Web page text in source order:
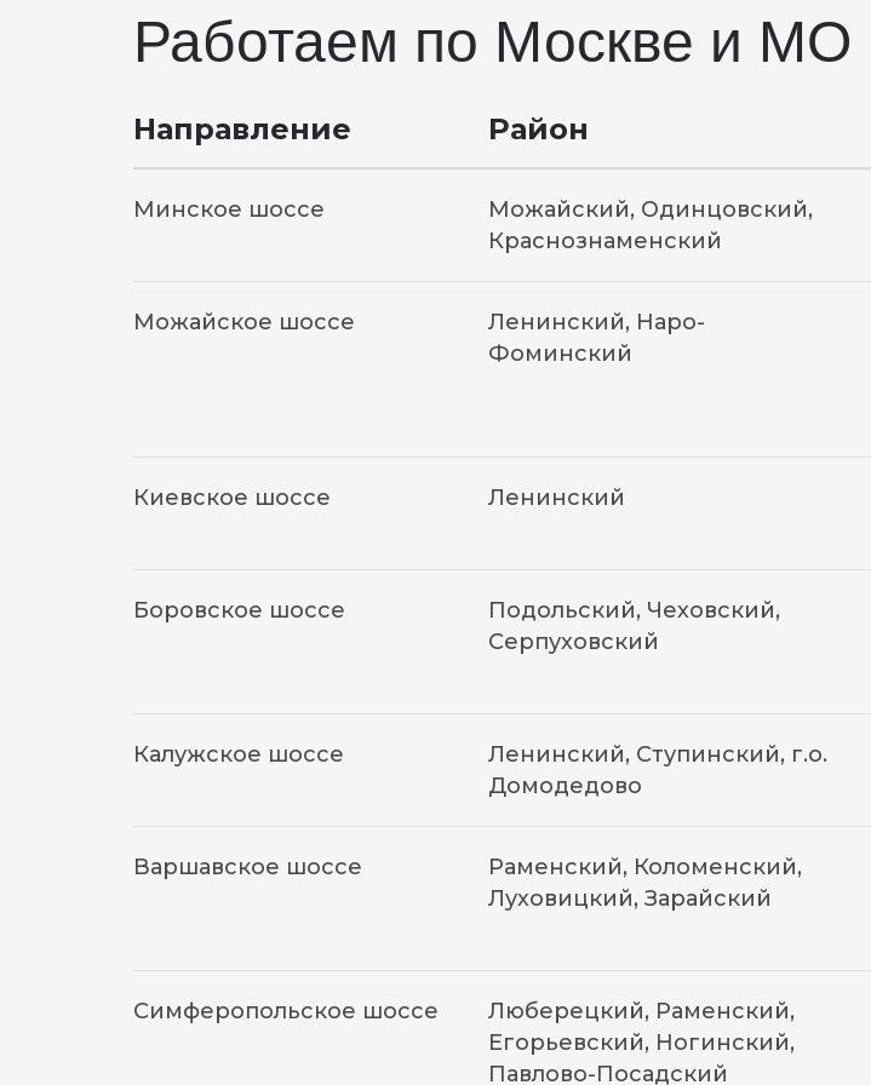
Работаем по Москве и МО
Направление Район
Минское шоссе
Можайский, Одинцовский,
Краснознаменский
Можайское шоссе
Ленинский, Наро-
Фоминский
Киевское шоссе Ленинский
Боровское шоссе
Подольский, Чеховский,
Серпуховский
Калужское шоссе
Ленинский, Ступинский, г.о.
Домодедово
Варшавское шоссе
Раменский, Коломенский,
Луховицкий, Зарайский
Симферопольское шоссе
Люберецкий, Раменский,
Егорьевский, Ногинский,
Павлово-Посадский